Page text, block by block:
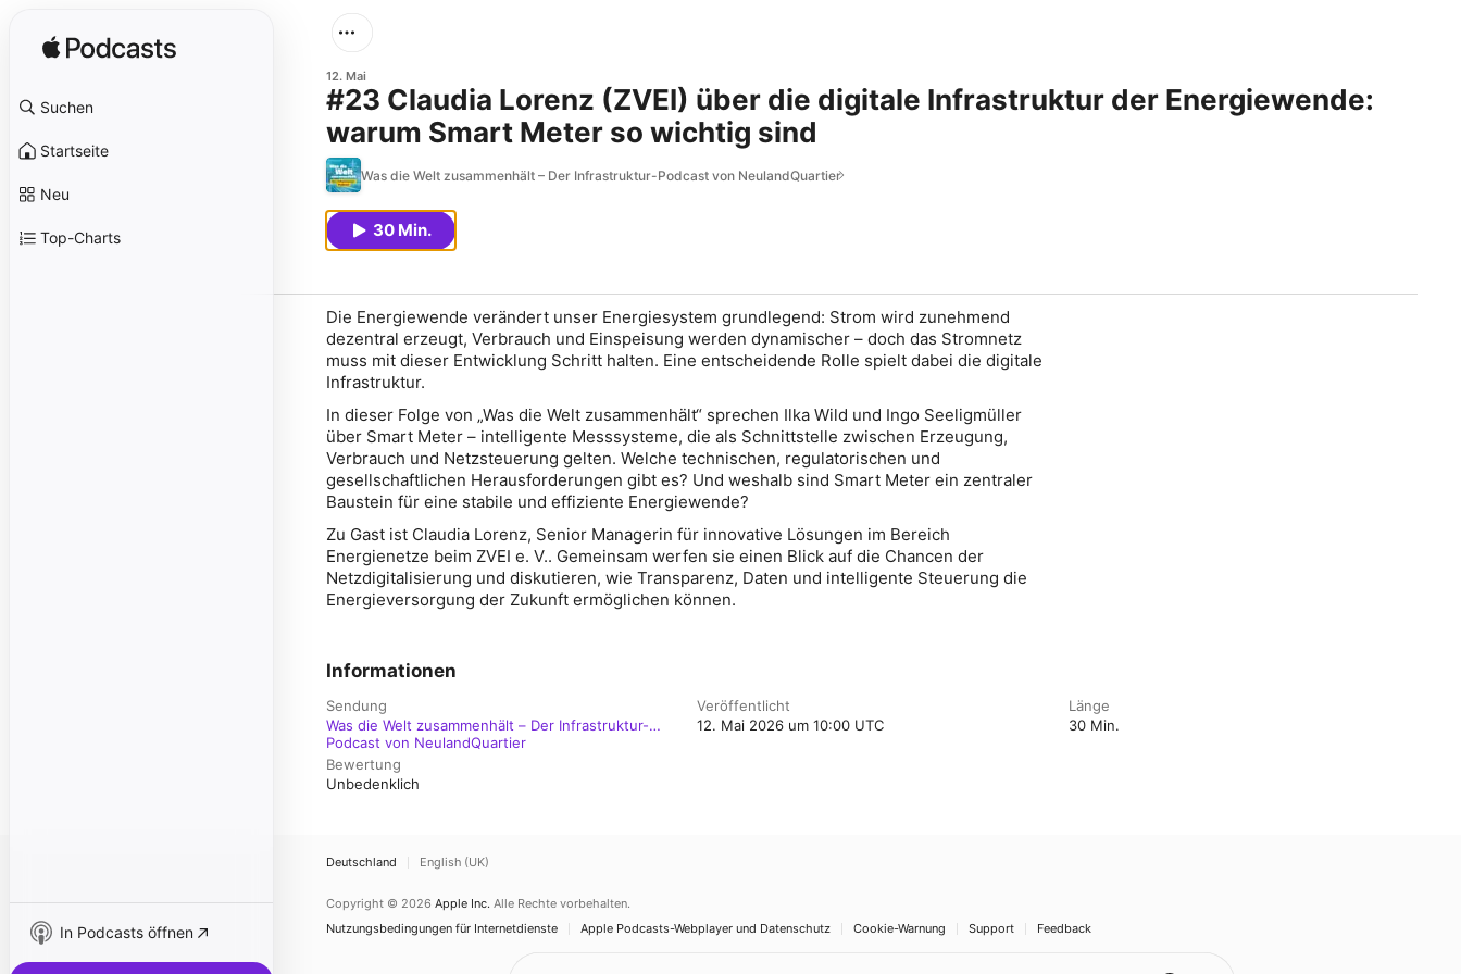
Suchen
Startseite
Neu
Top-Charts
In Podcasts öffnen
12. Mai
#23 Claudia Lorenz (ZVEI) über die digitale Infrastruktur der Energiewende:
warum Smart Meter so wichtig sind
Was die Welt zusammenhält – Der Infrastruktur-Podcast von NeulandQuartier
30 Min.
Die Energiewende verändert unser Energiesystem grundlegend: Strom wird zunehmend
dezentral erzeugt, Verbrauch und Einspeisung werden dynamischer – doch das Stromnetz
muss mit dieser Entwicklung Schritt halten. Eine entscheidende Rolle spielt dabei die digitale
Infrastruktur.
In dieser Folge von „Was die Welt zusammenhält“ sprechen Ilka Wild und Ingo Seeligmüller
über Smart Meter – intelligente Messsysteme, die als Schnittstelle zwischen Erzeugung,
Verbrauch und Netzsteuerung gelten. Welche technischen, regulatorischen und
gesellschaftlichen Herausforderungen gibt es? Und weshalb sind Smart Meter ein zentraler
Baustein für eine stabile und effiziente Energiewende?
Zu Gast ist Claudia Lorenz, Senior Managerin für innovative Lösungen im Bereich
Energienetze beim ZVEI e. V.. Gemeinsam werfen sie einen Blick auf die Chancen der
Netzdigitalisierung und diskutieren, wie Transparenz, Daten und intelligente Steuerung die
Energieversorgung der Zukunft ermöglichen können.
Informationen
Sendung
Was die Welt zusammenhält – Der Infrastruktur-
Podcast von NeulandQuartier
Veröffentlicht
12. Mai 2026 um 10:00 UTC
Länge
30 Min.
Bewertung
Unbedenklich
Deutschland English (UK)
Copyright © 2026 Apple Inc. Alle Rechte vorbehalten.
Nutzungsbedingungen für Internetdienste
Apple Podcasts-Webplayer und Datenschutz Cookie-Warnung Support Feedback